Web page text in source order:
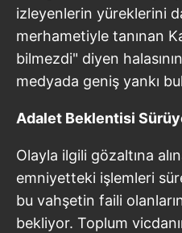
izleyenlerin yüreklerini
merhametiyle tanınan
bilmezdi" diyen
medyada geniş yankı
Adalet Beklentisi
Olayla ilgili gözaltına
emniyetteki işlemleri
bu vahşetin faili
bekliyor. Toplum